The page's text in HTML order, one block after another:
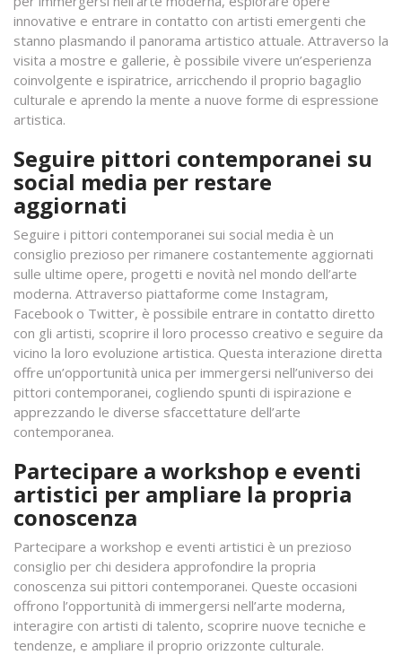
innovative e entrare in contatto con artisti emergenti che
stanno plasmando il panorama artistico attuale. Attraverso la
visita a mostre e gallerie, è possibile vivere un’esperienza
coinvolgente e ispiratrice, arricchendo il proprio bagaglio
culturale e aprendo la mente a nuove forme di espressione
artistica.
Seguire pittori contemporanei su
social media per restare
aggiornati
Seguire i pittori contemporanei sui social media è un
consiglio prezioso per rimanere costantemente aggiornati
sulle ultime opere, progetti e novità nel mondo dell’arte
moderna. Attraverso piattaforme come Instagram,
Facebook o Twitter, è possibile entrare in contatto diretto
con gli artisti, scoprire il loro processo creativo e seguire da
vicino la loro evoluzione artistica. Questa interazione diretta
offre un’opportunità unica per immergersi nell’universo dei
pittori contemporanei, cogliendo spunti di ispirazione e
apprezzando le diverse sfaccettature dell’arte
contemporanea.
Partecipare a workshop e eventi
artistici per ampliare la propria
conoscenza
Partecipare a workshop e eventi artistici è un prezioso
consiglio per chi desidera approfondire la propria
conoscenza sui pittori contemporanei. Queste occasioni
offrono l’opportunità di immergersi nell’arte moderna,
interagire con artisti di talento, scoprire nuove tecniche e
tendenze, e ampliare il proprio orizzonte culturale.